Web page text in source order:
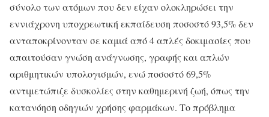
σύνολο των ατόμων που δεν είχαν ολοκληρώσει την
εννιάχρονη υποχρεωτική εκπαίδευση ποσοστό 93,5% δεν
ανταποκρίνονταν σε καμιά από 4 απλές δοκιμασίες που
απαιτούσαν γνώση ανάγνωσης, γραφής και απλών
αριθμητικών υπολογισμών, ενώ ποσοστό 69,5%
αντιμετώπιζε δυσκολίες στην καθημερινή ζωή, όπως την
κατανόηση οδηγιών χρήσης φαρμάκων. Το πρόβλημα